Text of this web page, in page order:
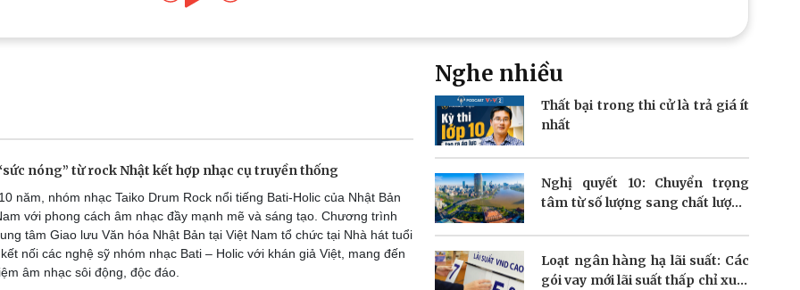
nóng” từ rock Nhật kết hợp nhạc cụ truyền thống
năm, nhóm nhạc Taiko Drum Rock nổi tiếng Bati-Holic của Nhật Bản
với phong cách âm nhạc đầy mạnh mẽ và sáng tạo. Chương trình
tâm Giao lưu Văn hóa Nhật Bản tại Việt Nam tổ chức tại Nhà hát tuổi
nối các nghệ sỹ nhóm nhạc Bati – Holic với khán giả Việt, mang đến
âm nhạc sôi động, độc đáo.
Nghe nhiều
Thất bại trong thi cử là trả giá ít
nhất
Nghị quyết 10: Chuyển trọng
tâm từ số lượng sang chất lượng
Loạt ngân hàng hạ lãi suất: Các
gói vay mới lãi suất thấp chỉ xuất